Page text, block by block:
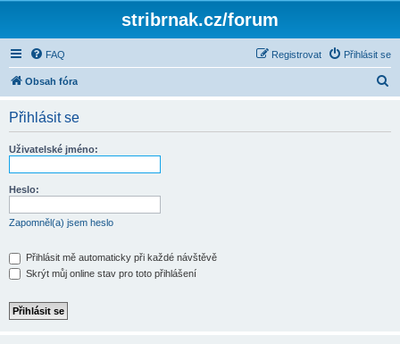
stribrnak.cz/forum
FAQ Přihlásit se
Registrovat
Obsah fóra
Přihlásit se
Uživatelské jméno:
Heslo:
Zapomněl(a) jsem heslo
Přihlásit mě automaticky při každé návštěvě
Skrýt můj online stav pro toto přihlášení